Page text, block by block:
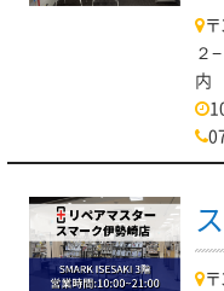
加えて、アップグレー
さて、対応メーカーは
TOSHIBA、FUJITSU、
Lenovo、HP、Acer、
様々なPCメーカーでも
埼玉高速鉄道線「鳩ヶ
イオンモール川口内3階
２
内